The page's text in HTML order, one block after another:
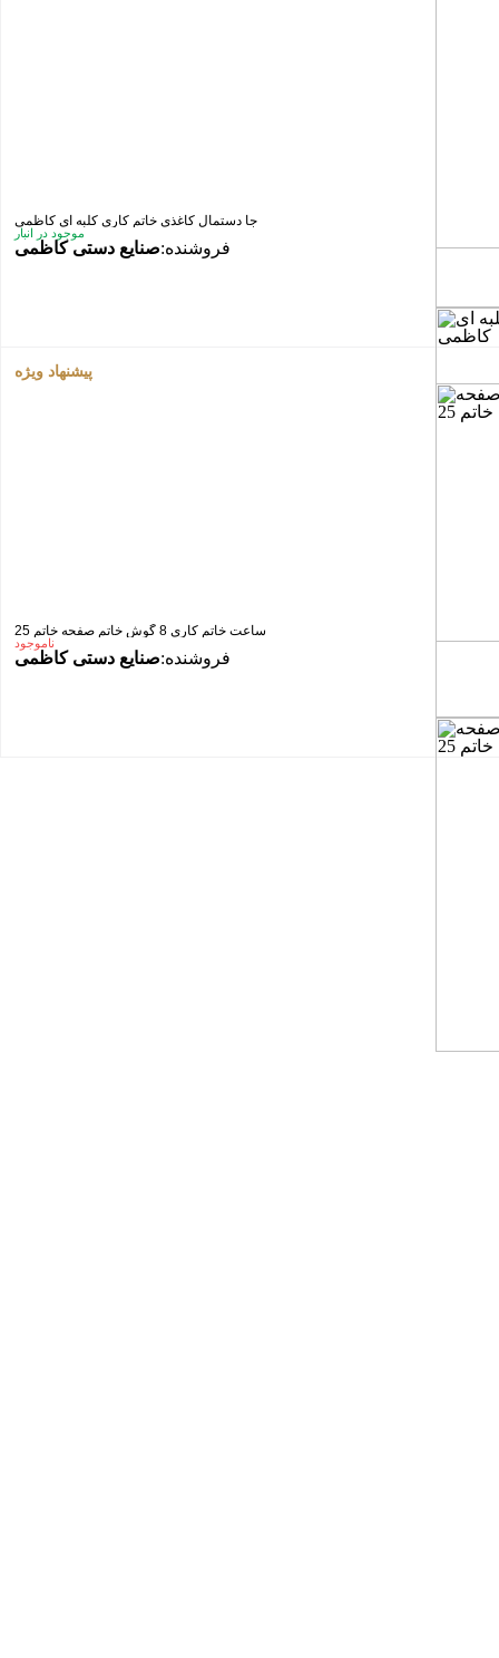
جا دستمال کاغذی خاتم کاری کلبه ای کاظمی
موجود در انبار
فروشنده:صنایع دستی کاظمی
پیشنهاد ویژه
ساعت خاتم کاری 8 گوش خاتم صفحه خاتم 25
ناموجود
فروشنده:صنایع دستی کاظمی